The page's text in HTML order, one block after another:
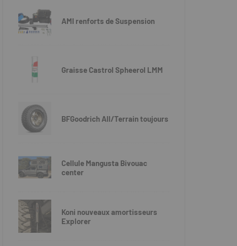
AMI renforts de Suspension
Graisse Castrol Spheerol LMM
BFGoodrich All/Terrain toujours
Cellule Mangusta Bivouac
center
Koni nouveaux amortisseurs
Explorer